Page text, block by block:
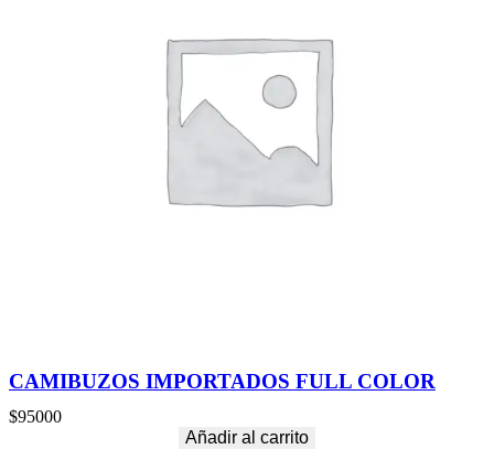
CAMIBUZOS IMPORTADOS FULL COLOR
$95000
Añadir al carrito